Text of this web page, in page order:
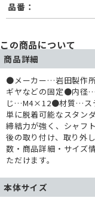
品番：
この商品について
商品詳細
●メーカー…岩田製作
ギヤなどの固定●内
じ…M4×12●材質…ス
単に脱着可能なスタン
締結力が強く、シャフ
後の取り付け、取り外
数・商品詳細・サイズ
ただけます。
本体サイズ